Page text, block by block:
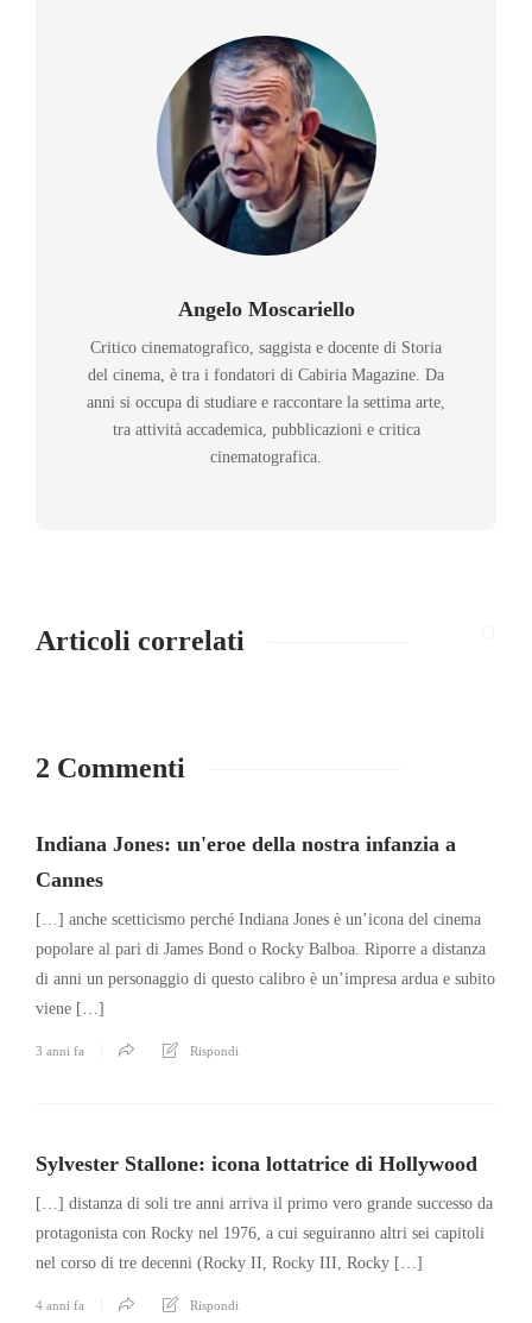
Angelo Moscariello
Critico cinematografico, saggista e docente di Storia
del cinema, è tra i fondatori di Cabiria Magazine. Da
anni si occupa di studiare e raccontare la settima arte,
tra attività accademica, pubblicazioni e critica
cinematografica.
Articoli correlati
2 Commenti
Indiana Jones: un'eroe della nostra infanzia a
Cannes
[…] anche scetticismo perché Indiana Jones è un’icona del cinema
popolare al pari di James Bond o Rocky Balboa. Riporre a distanza
di anni un personaggio di questo calibro è un’impresa ardua e subito
viene […]
3 anni fa Rispondi
Sylvester Stallone: icona lottatrice di Hollywood
[…] distanza di soli tre anni arriva il primo vero grande successo da
protagonista con Rocky nel 1976, a cui seguiranno altri sei capitoli
nel corso di tre decenni (Rocky II, Rocky III, Rocky […]
4 anni fa Rispondi